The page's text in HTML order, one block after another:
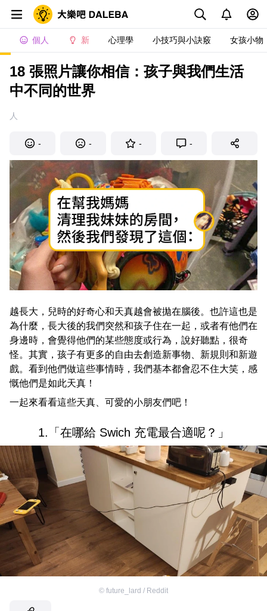
個人 新 心理學 小技巧與小訣竅 女孩小物
18 張照片讓你相信：孩子與我們生活
中不同的世界
人
- - - -
越長大，兒時的好奇心和天真越會被拋在腦後。也許這也是
為什麼，長大後的我們突然和孩子住在一起，或者有他們在
身邊時，會覺得他們的某些態度或行為，說好聽點，很奇
怪。其實，孩子有更多的自由去創造新事物、新規則和新遊
戲。看到他們做這些事情時，我們基本都會忍不住大笑，感
慨他們是如此天真！
一起來看看這些天真、可愛的小朋友們吧！
1.「在哪給 Swich 充電最合適呢？」
© future_lard / Reddit